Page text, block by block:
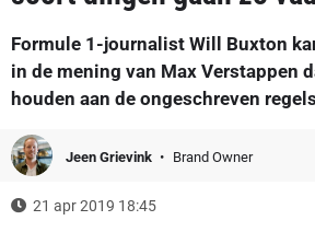
Formule 1-journalist Will Buxton
in de mening van Max Verstappen
houden aan de ongeschreven
Jeen Grievink Brand Owner
21 apr 2019 18:45